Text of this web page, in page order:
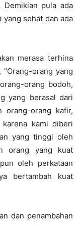
Demikian pula ada
yang sehat dan ada
merasa terhina
orang yang
orang bodoh,
yang berasal dari
orang-orang kafir,
kami diberi
yang tinggi oleh
orang yang kuat
oleh perkataan
bertambah kuat
dan penambahan